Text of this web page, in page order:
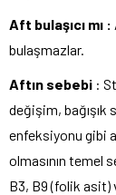
Aft bulaşıcı mı :
bulaşmazlar.
Aftın sebebi :
değişim,
enfeksiyonu gibi
olmasının temel
B3, B9 (folik asit)